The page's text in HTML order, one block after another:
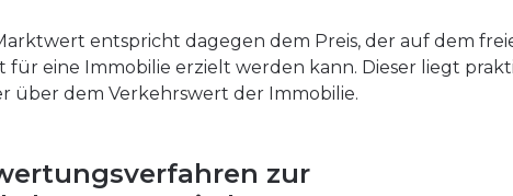
entspricht dagegen dem Preis, der auf dem
für eine Immobilie erzielt werden kann. Dieser liegt
über dem Verkehrswert der Immobilie.
zur